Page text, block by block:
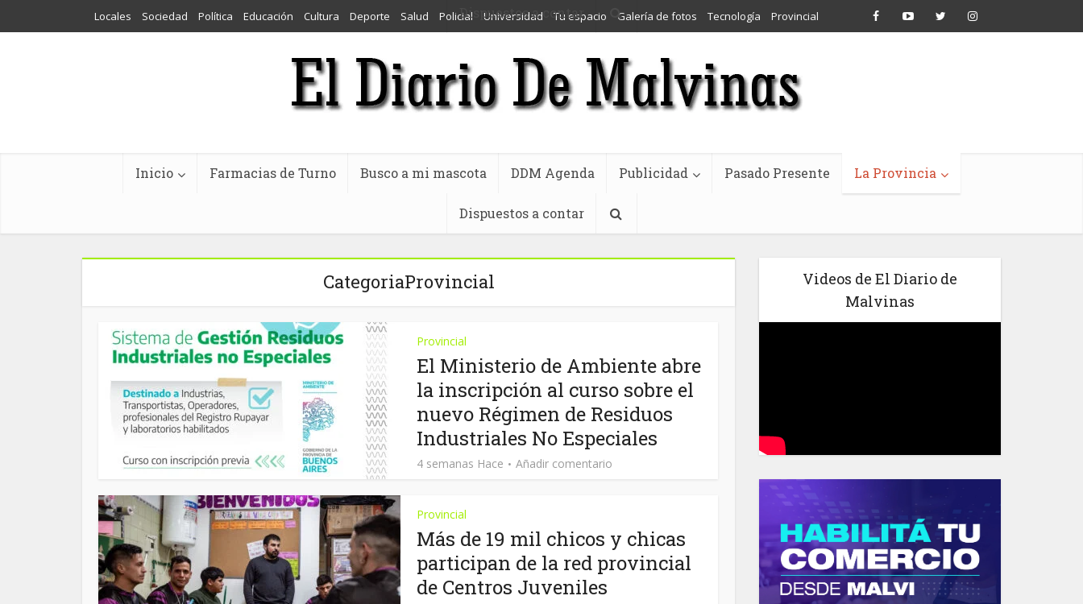
Dispuestos a contar
Locales Sociedad Política Educación Cultura Deporte Salud Policial Universidad Tu espacio Galería de fotos Tecnología Provincial
Inicio Farmacias de Turno Busco a mi mascota DDM Agenda Publicidad Pasado Presente La Provincia
Dispuestos a contar
CategoriaProvincial
Provincial
El Ministerio de Ambiente abre
la inscripción al curso sobre el
nuevo Régimen de Residuos
Industriales No Especiales
4 semanas Hace Añadir comentario
Provincial
Más de 19 mil chicos y chicas
participan de la red provincial
de Centros Juveniles
Videos de El Diario de
Malvinas